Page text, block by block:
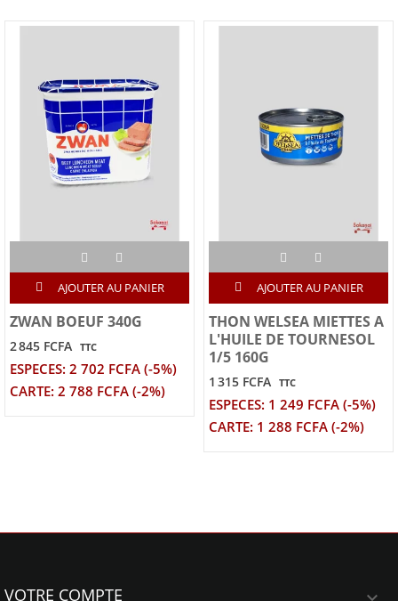
AJOUTER AU PANIER
ZWAN BOEUF 340G
2 845 FCFA TTC
ESPECES: 2 702 FCFA (-5%)
CARTE: 2 788 FCFA (-2%)
AJOUTER AU PANIER
THON WELSEA MIETTES A
L'HUILE DE TOURNESOL
1/5 160G
1 315 FCFA TTC
ESPECES: 1 249 FCFA (-5%)
CARTE: 1 288 FCFA (-2%)
VOTRE COMPTE